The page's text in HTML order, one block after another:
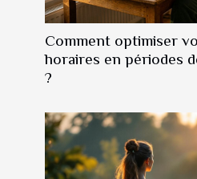
Comment optimiser
horaires en périodes
?